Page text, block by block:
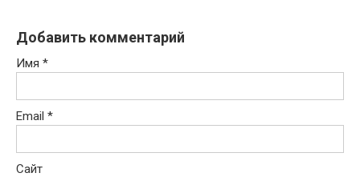
Добавить комментарий
Имя *
Email *
Сайт